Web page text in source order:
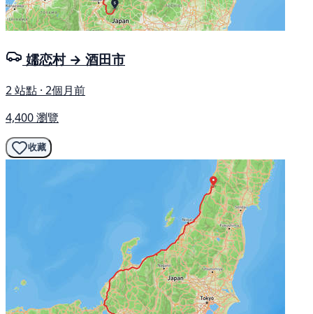
嬬恋村 → 酒田市
2 站點 · 2個月前
4,400 瀏覽
收藏